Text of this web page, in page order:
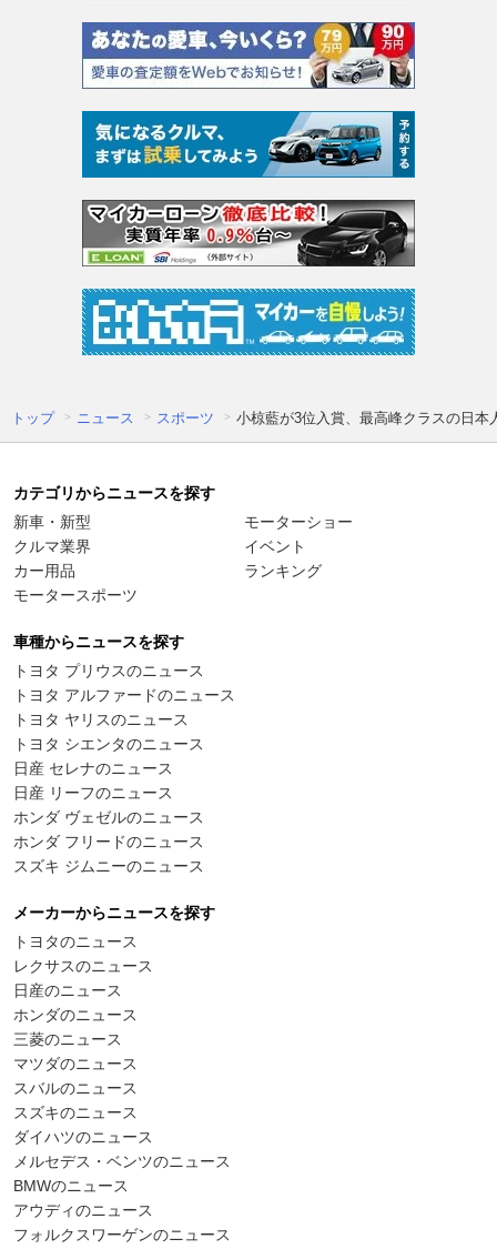
トップ ニュース スポーツ 小椋藍が3位入賞、最高峰クラスの日
カテゴリからニュースを探す
新車・新型
クルマ業界
カー用品
モータースポーツ
モーターショー
イベント
ランキング
車種からニュースを探す
トヨタ プリウスのニュース
トヨタ アルファードのニュース
トヨタ ヤリスのニュース
トヨタ シエンタのニュース
日産 セレナのニュース
日産 リーフのニュース
ホンダ ヴェゼルのニュース
ホンダ フリードのニュース
スズキ ジムニーのニュース
メーカーからニュースを探す
トヨタのニュース
レクサスのニュース
日産のニュース
ホンダのニュース
三菱のニュース
マツダのニュース
スバルのニュース
スズキのニュース
ダイハツのニュース
メルセデス・ベンツのニュース
BMWのニュース
アウディのニュース
フォルクスワーゲンのニュース